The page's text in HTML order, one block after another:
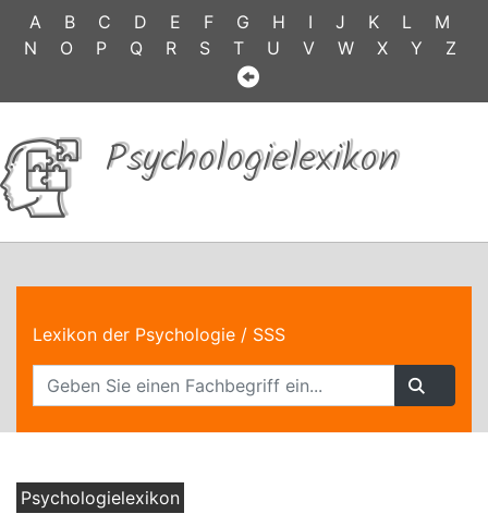
A B C D E F G H I J K L
M
N
O P Q R S T U V W X Y Z
Psychologielexikon
Lexikon der Psychologie / SSS
Psychologielexikon